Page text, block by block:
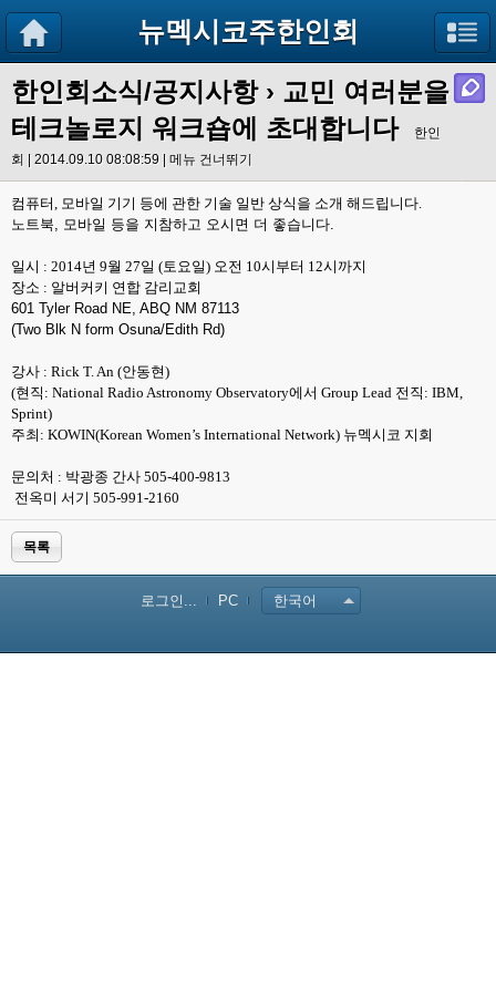
뉴멕시코주한인회
한인회소식/공지사항› 교민 여러분을
테크놀로지 워크숍에 초대합니다
한인
회 | 2014.09.10 08:08:59 | 메뉴 건너뛰기
컴퓨터, 모바일 기기 등에 관한 기술 일반 상식을 소개 해드립니다.
노트북, 모바일 등을 지참하고 오시면 더 좋습니다.
일시 : 2014년 9월 27일 (토요일) 오전 10시부터 12시까지
장소 : 알버커키 연합 감리교회
601 Tyler Road NE, ABQ NM 87113
(Two Blk N form Osuna/Edith Rd)
강사 : Rick T. An (안동현)
(현직 : National Radio Astronomy Observatory에서 Group Lead 전직 : IBM,
Sprint)
주최 : KOWIN(Korean Women’s International Network) 뉴멕시코 지회
문의처 : 박광종 간사 505-400-9813
전옥미 서기 505-991-2160
목록
로그인... PC 한국어